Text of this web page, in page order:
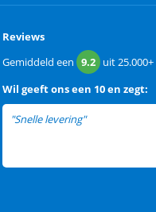
Reviews
Gemiddeld een 9.2 uit25.000+
Wil geeft ons een 10 en zegt:
"Snelle levering"